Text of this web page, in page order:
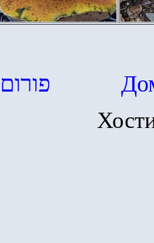
פורום